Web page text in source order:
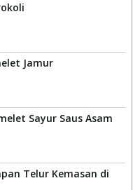
Jamur
Sayur Saus Asam
Telur Kemasan di